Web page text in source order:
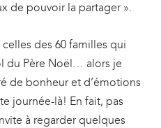
de pouvoir la partager ».
des 60 familles qui
du Père Noël… alors je
de bonheur et d’émotions
journée-là! En fait, pas
à regarder quelques